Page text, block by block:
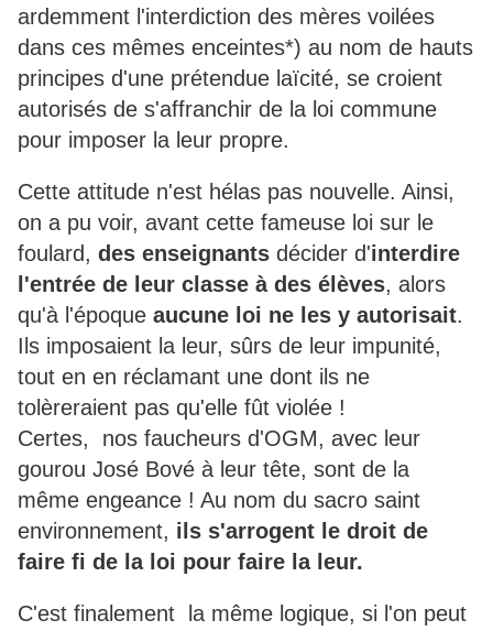
ardemment l'interdiction des mères voilées
dans ces mêmes enceintes*) au nom de hauts
principes d'une prétendue laïcité, se croient
autorisés de s'affranchir de la loi commune
pour imposer la leur propre.
Cette attitude n'est hélas pas nouvelle. Ainsi,
on a pu voir, avant cette fameuse loi sur le
foulard, des enseignants décider d'interdire
l'entrée de leur classe à des élèves, alors
qu'à l'époque aucune loi ne les y autorisait.
Ils imposaient la leur, sûrs de leur impunité,
tout en en réclamant une dont ils ne
tolèreraient pas qu'elle fût violée !
Certes, nos faucheurs d'OGM, avec leur
gourou José Bové à leur tête, sont de la
même engeance ! Au nom du sacro saint
environnement, ils s'arrogent le droit de
faire fi de la loi pour faire la leur.
C'est finalement la même logique, si l'on peut